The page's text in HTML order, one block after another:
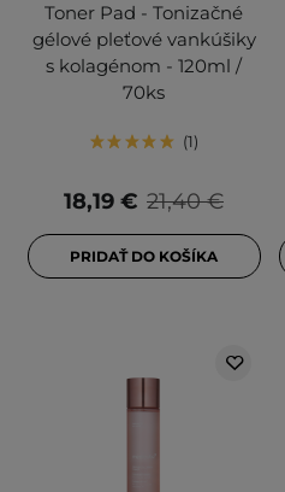
Toner Pad - Tonizačné
gélové pleťové vankúšiky
s kolagénom - 120ml /
70ks
1
21,40 €
18,19 €
PRIDAŤ DO KOŠÍKA